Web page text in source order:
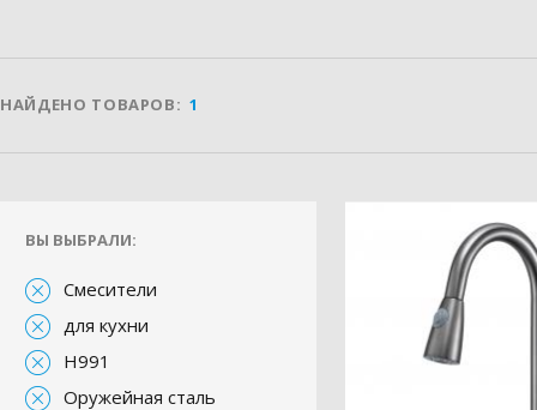
НАЙДЕНО ТОВАРОВ: 1
ВЫ ВЫБРАЛИ:
Смесители
для кухни
H991
Оружейная сталь